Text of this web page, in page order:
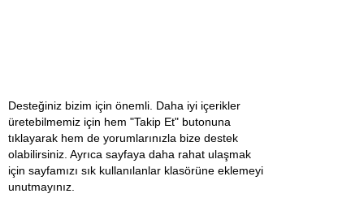
Desteğiniz bizim için önemli. Daha iyi içerikler
üretebilmemiz için hem "Takip Et" butonuna
tıklayarak hem de yorumlarınızla bize destek
olabilirsiniz. Ayrıca sayfaya daha rahat ulaşmak
için sayfamızı sık kullanılanlar klasörüne eklemeyi
unutmayınız.